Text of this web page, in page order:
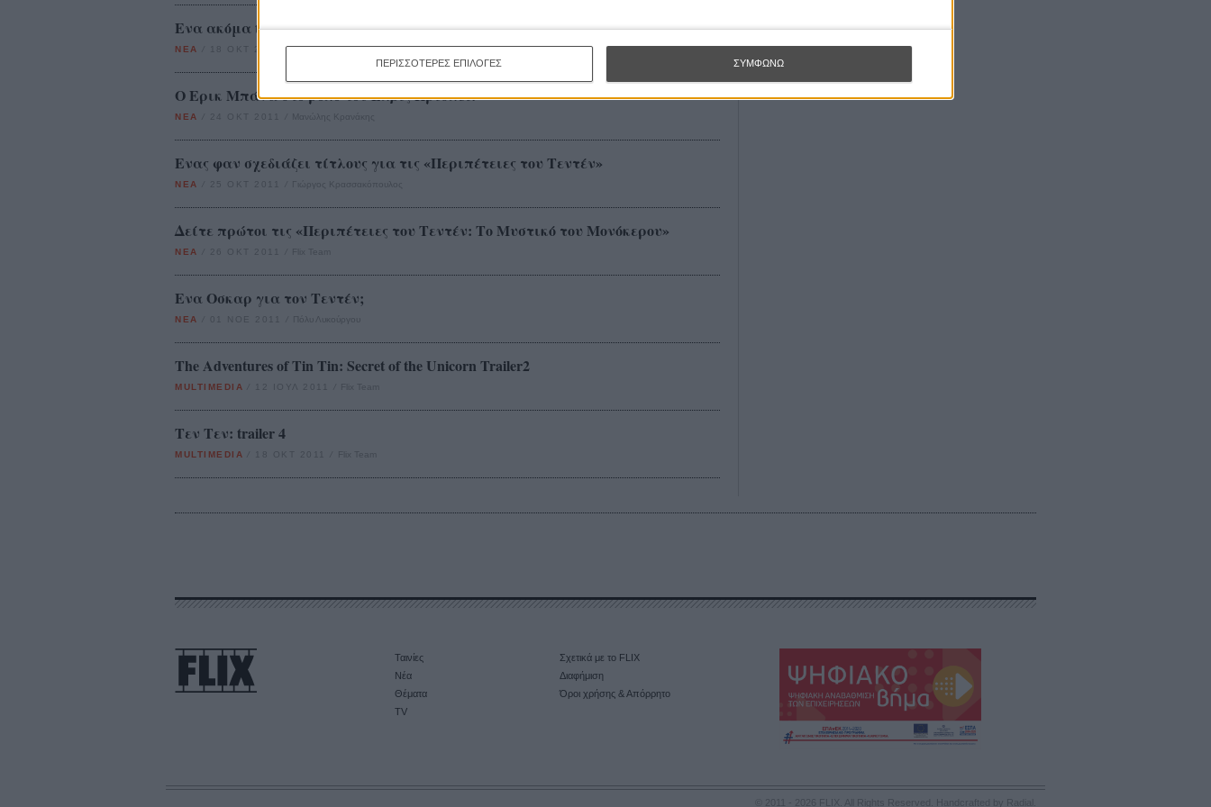
ΠΕΡΙΣΣΟΤΕΡΕΣ ΕΠΙΛΟΓΕΣ ΣΥΜΦΩΝΩ
Ενα ακόμα trailer για τον Τεν Τεν!
ΝΕΑ / Πόλυ Λυκούργου
O Ερικ Μπάνα στο ρόλο του Ελβις Πρίσλεϊ!
ΝΕΑ Μανώλης Κρανάκης
Ενας φαν σχεδιάζει τίτλους για τις «Περιπέτειες του Τεντέν»
ΝΕΑ Γιώργος Κρασσακόπουλος
Δείτε πρώτοι τις «Περιπέτειες του Τεντέν: Το Μυστικό του Μονόκερου»
ΝΕΑ Flix Team
Ενα Οσκαρ για τον Τεντέν;
ΝΕΑ 01 ΝΟΕ 2011 Πόλυ Λυκούργου
The Adventures of Tin Tin: Secret of the Unicorn Trailer2
MULTIMEDIA 12 ΙΟΥΛ 2011 Flix Team
Τεν Τεν: trailer 4
MULTIMEDIA Flix Team
Ταινίες
Νέα
Θέματα
TV
Σχετικά με το FLIX
Διαφήμιση
Όροι χρήσης & Απόρρητο
© 2011 - 2026 FLIX. All Rights Reserved. Handcrafted by Radial